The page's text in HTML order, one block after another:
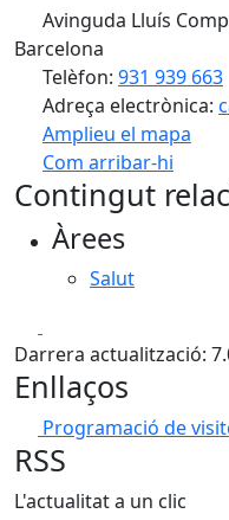
Avinguda Lluís
Barcelona
Telèfon: 931 939 663
Adreça electrònica:
Amplieu el mapa
Com arribar-hi
+
−
Contingut
Àrees
Salut
Darrera actualització:
Enllaços
Programació de
RSS
L'actualitat a un clic